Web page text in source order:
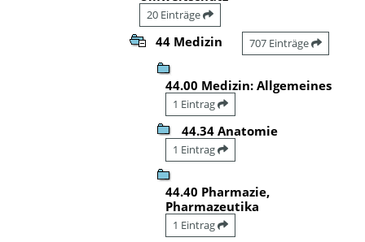
20 Einträge
44 Medizin 707 Einträge
44.00 Medizin: Allgemeines
1 Eintrag
44.34 Anatomie
1 Eintrag
44.40 Pharmazie,
Pharmazeutika
1 Eintrag